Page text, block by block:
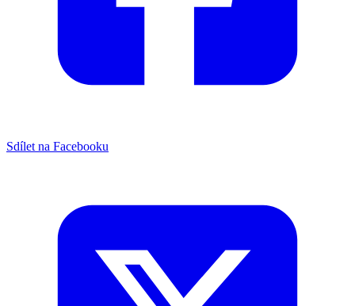
Sdílet na Facebooku